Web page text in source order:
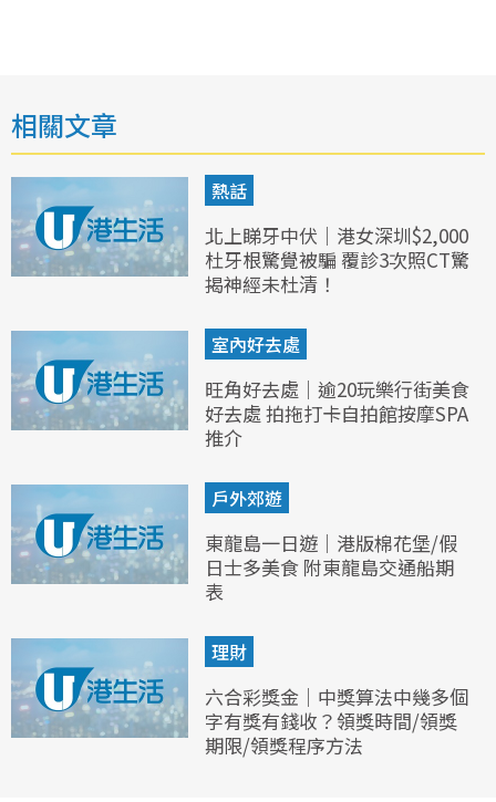
相關文章
熱話
北上睇牙中伏｜港女深圳$2,000
杜牙根驚覺被騙 覆診3次照CT驚
揭神經未杜清！
室內好去處
旺角好去處｜逾20玩樂行街美食
好去處 拍拖打卡自拍館按摩SPA
推介
戶外郊遊
東龍島一日遊｜港版棉花堡/假
日士多美食 附東龍島交通船期
表
理財
六合彩獎金｜中獎算法中幾多個
字有獎有錢收？領獎時間/領獎
期限/領獎程序方法